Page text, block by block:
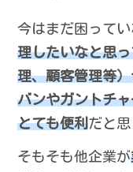
今はまだ困って
理したいなと思
理、顧客管理等
バンやガントチ
とても便利だと思
そもそも他企業が